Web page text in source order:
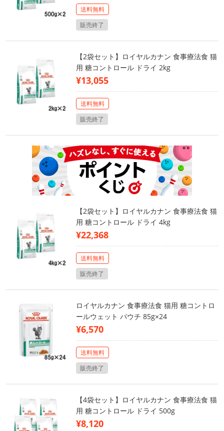
送料無料
販売終了
【2袋セット】ロイヤルカナン 食事療法食 猫
用 糖コントロール ドライ 2kg
¥13,055
送料無料
販売終了
【2袋セット】ロイヤルカナン 食事療法食 猫
用 糖コントロール ドライ 4kg
¥22,368
送料無料
販売終了
ロイヤルカナン 食事療法食 猫用 糖コントロ
ールウェット パウチ 85g×24
¥6,570
送料無料
販売終了
【4袋セット】ロイヤルカナン 食事療法食 猫
用 糖コントロール ドライ 500g
¥8,120